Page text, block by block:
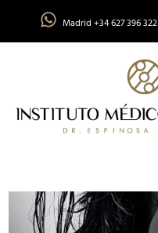
Madrid +34 627 396 322